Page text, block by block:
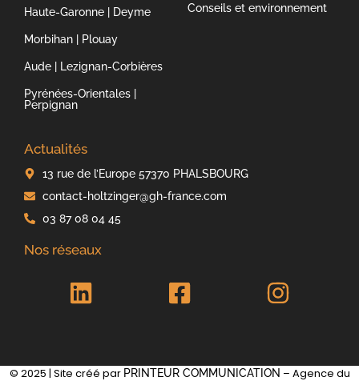
Haute-Garonne | Deyme
Morbihan | Plouay
Aude | Lezignan-Corbières
Pyrénées-Orientales |
Perpignan
Conseils et environnement
Actualités
13 rue de l’Europe 57370 PHALSBOURG
contact-holtzinger@gh-france.com
03 87 08 04 45
Nos réseaux
© 2025 | Site créé par PRINTEUR COMMUNICATION – Agence du